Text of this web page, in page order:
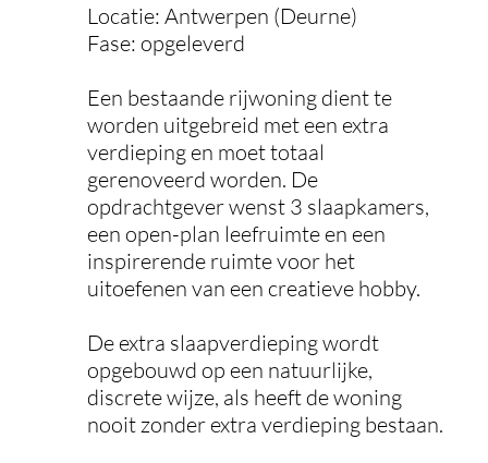
Locatie: Antwerpen (Deurne)
Fase: opgeleverd
Een bestaande rijwoning dient te
worden uitgebreid met een extra
verdieping en moet totaal
gerenoveerd worden. De
opdrachtgever wenst 3 slaapkamers,
een open-plan leefruimte en een
inspirerende ruimte voor het
uitoefenen van een creatieve hobby.
De extra slaapverdieping wordt
opgebouwd op een natuurlijke,
discrete wijze, als heeft de woning
nooit zonder extra verdieping bestaan.